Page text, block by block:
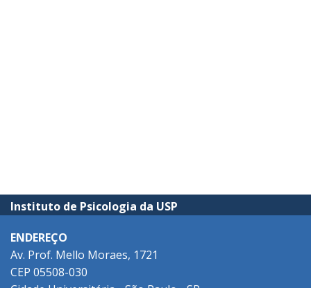
Instituto de Psicologia da USP
ENDEREÇO
Av. Prof. Mello Moraes, 1721
CEP 05508-030